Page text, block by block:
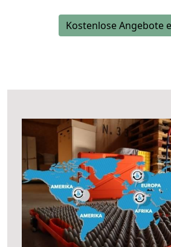
Kostenlose Angebote